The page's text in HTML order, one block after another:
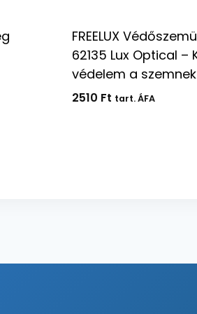
FREELUX
62135 Lux Optical –
védelem a szemnek
2510 Ft tart. ÁFA